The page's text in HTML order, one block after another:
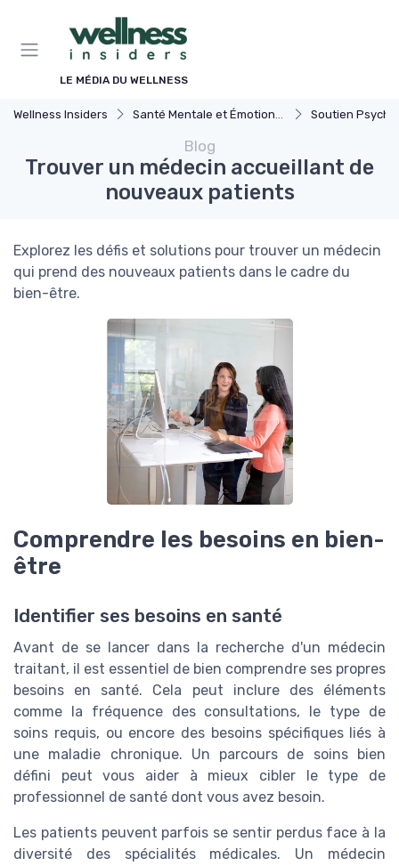
LE MÉDIA DU WELLNESS
Wellness Insiders Santé Mentale et Émotionnelle Soutien
Blog
Trouver un médecin accueillant de
nouveaux patients
Explorez les défis et solutions pour trouver un médecin
qui prend des nouveaux patients dans le cadre du
bien-être.
Comprendre les besoins en bien-
être
Identifier ses besoins en santé
Avant de se lancer dans la recherche d'un médecin
traitant, il est essentiel de bien comprendre ses propres
besoins en santé. Cela peut inclure des éléments
comme la fréquence des consultations, le type de
soins requis, ou encore des besoins spécifiques liés à
une maladie chronique. Un parcours de soins bien
défini peut vous aider à mieux cibler le type de
professionnel de santé dont vous avez besoin.
Les patients peuvent parfois se sentir perdus face à la
diversité des spécialités médicales. Un médecin